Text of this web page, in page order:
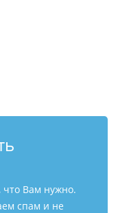
что Вам нужно.
спам и не